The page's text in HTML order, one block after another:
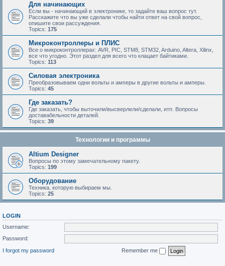
Для начинающих
Если вы - начинающий в электронике, то задайте ваш вопрос тут.
Расскажите что вы уже сделали чтобы найти ответ на свой вопрос,
опишите свои рассуждения.
Topics: 175
Микроконтроллеры и ПЛИС
Все о микроконтроллерах: AVR, PIC, STM8, STM32, Arduino, Altera, Xilinx,
все что угодно. Этот раздел для всего что клацает байтиками.
Topics: 113
Силовая электроника
Преобразовываем одни вольты и амперы в другие вольты и амперы.
Topics: 45
Где заказать?
Где заказать, чтобы выточили/высверлели/сделали, итп. Вопросы
доставабельности деталей.
Topics: 39
Технологии и программы
Altium Designer
Вопросы по этому замечательному пакету.
Topics: 199
Оборудование
Техника, которую выбираем мы.
Topics: 25
LOGIN
Username:
Password:
I forgot my password
Remember me